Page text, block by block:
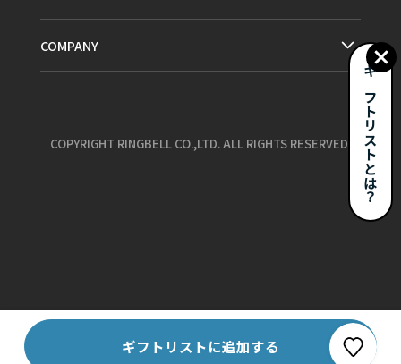
お気に入り
ギフトリストに追加する
ギフトリストとは？
COMPANY
COPYRIGHT RINGBELL CO.,LTD. ALL RIGHTS RESERVED.